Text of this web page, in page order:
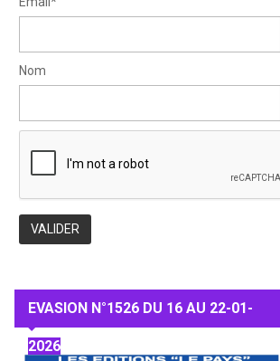
Nom
EVASION N°1526 DU 16 AU 22-01-
2026